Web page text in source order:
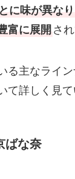
に味が異な
富に展開 さ
る主なライ
て詳しく見て
ばな奈